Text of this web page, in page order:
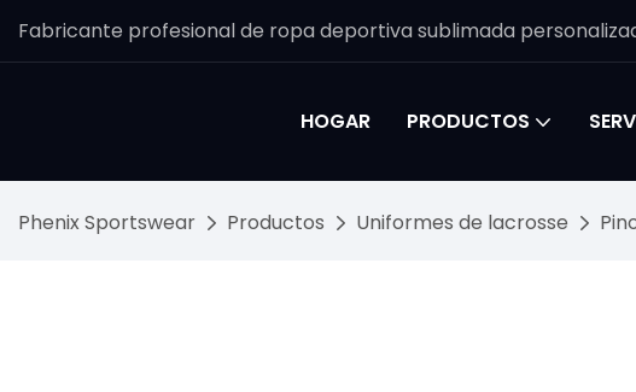
Fabricante profesional de ropa deportiva sublimada
HOGAR PRODUCTOS
Phenix Sportswear Productos Uniformes de lacrosse